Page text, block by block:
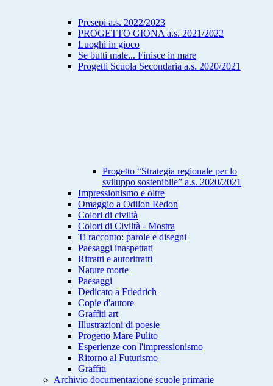
Presepi a.s. 2022/2023
PROGETTO GIONA a.s. 2021/2022
Luoghi in gioco
Se butti male... Finisce in mare
Progetti Scuola Secondaria a.s. 2020/2021
Progetto “Strategia regionale per lo
sviluppo sostenibile” a.s. 2020/2021
Impressionismo e oltre
Omaggio a Odilon Redon
Colori di civiltà
Colori di Civiltà - Mostra
Ti racconto: parole e disegni
Paesaggi inaspettati
Ritratti e autoritratti
Nature morte
Paesaggi
Dedicato a Friedrich
Copie d'autore
Graffiti art
Illustrazioni di poesie
Progetto Mare Pulito
Esperienze con l'impressionismo
Ritorno al Futurismo
Graffiti
Archivio documentazione scuole primarie